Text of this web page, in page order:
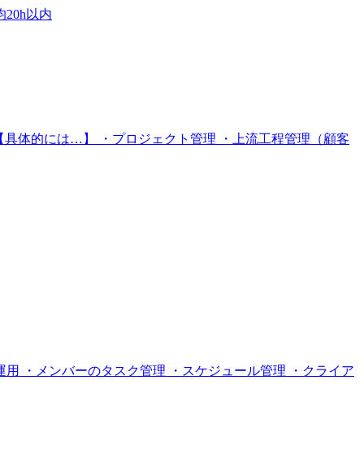
以内
体的には…】 ・プロジェクト管理 ・上流工程管理（顧客
・メンバーのタスク管理 ・スケジュール管理 ・クライア